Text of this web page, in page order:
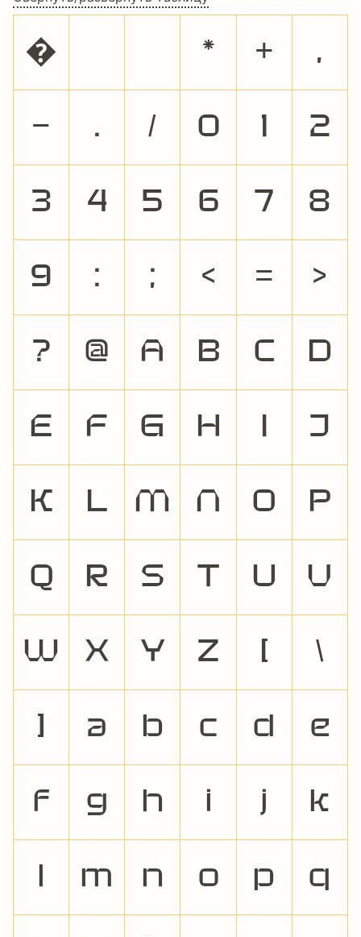
� * + ,
- . / 0 1 2
3 4 5 6 7 8
9 : ; < = >
? @ A B C D
E F G H J
K L M N O P
Q R S U V
W X Y Z \
a b c d e
f g h i j k
m n o p q